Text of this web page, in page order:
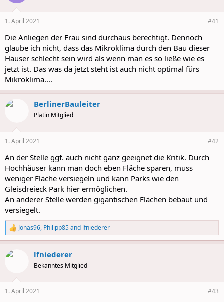
s
1. April 2021 #41
Die Anliegen der Frau sind durchaus berechtigt. Dennoch
glaube ich nicht, dass das Mikroklima durch den Bau dieser
Häuser schlecht sein wird als wenn man es so ließe wie es
jetzt ist. Das was da jetzt steht ist auch nicht optimal fürs
Mikroklima....
BerlinerBauleiter
Platin Mitglied
1. April 2021 #42
An der Stelle ggf. auch nicht ganz geeignet die Kritik. Durch
Hochhäuser kann man doch eben Fläche sparen, muss
weniger Fläche versiegeln und kann Parks wie den
Gleisdreieck Park hier ermöglichen.
An anderer Stelle werden gigantischen Flächen bebaut und
versiegelt.
R
e
a
c
s
Jonas96, Philipp85and lfniederer
lfniederer
Bekanntes Mitglied
1. April 2021 #43